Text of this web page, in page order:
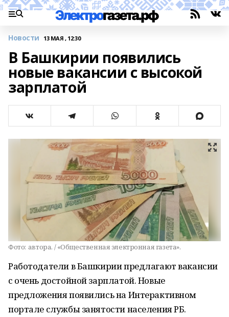
Новости 13 МАЯ , 12:30
В Башкирии появились
новые вакансии с высокой
зарплатой
Фото: автора. / «Общественная электронная газета».
Работодатели в Башкирии предлагают вакансии
с очень достойной зарплатой. Новые
предложения появились на Интерактивном
портале службы занятости населения РБ.